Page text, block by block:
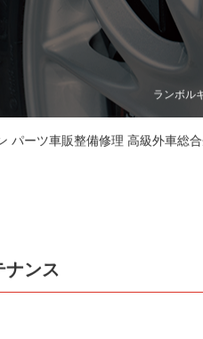
ランボル
パーツ車販整備修理 高級外車総
ンス